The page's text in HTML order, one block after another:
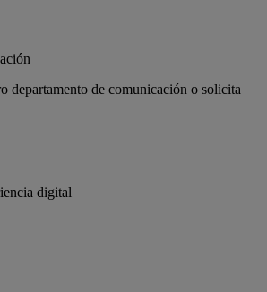
departamento de comunicación o solicita
digital